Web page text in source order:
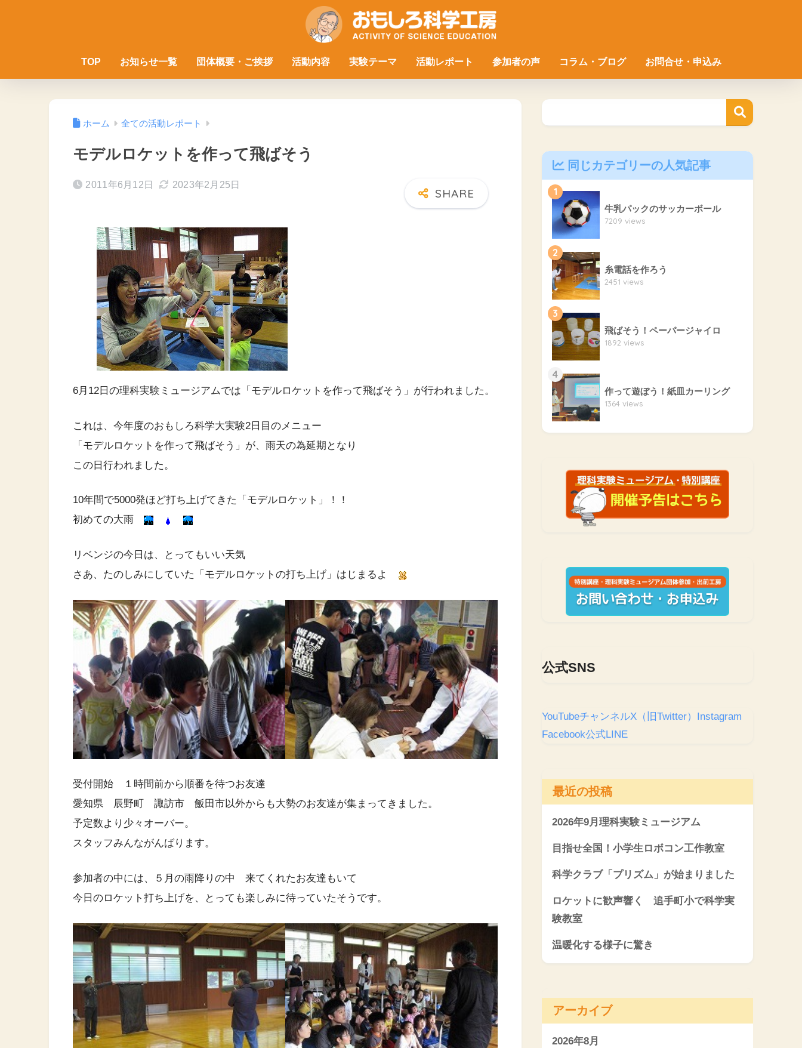
TOP お知らせ一覧 団体概要・ご挨拶 活動内容 実験テーマ 活動レポート 参加者の声 コラム・ブログ お問合せ・申込み
ホーム 全ての活動レポート
モデルロケットを作って飛ばそう
2011年6月12日 2023年2月25日
6月12日の理科実験ミュージアムでは「モデルロケットを作って飛ばそう」が行われました。
これは、今年度のおもしろ科学大実験2日目のメニュー
「モデルロケットを作って飛ばそう」が、雨天の為延期となり
この日行われました。
10年間で5000発ほど打ち上げてきた「モデルロケット」！！
初めての大雨
リベンジの今日は、とってもいい天気
さあ、たのしみにしていた「モデルロケットの打ち上げ」はじまるよ
受付開始 １時間前から順番を待つお友達
愛知県 辰野町 諏訪市 飯田市以外からも大勢のお友達が集まってきました。
予定数より少々オーバー。
スタッフみんながんばります。
参加者の中には、５月の雨降りの中 来てくれたお友達もいて
今日のロケット打ち上げを、とっても楽しみに待っていたそうです。
同じカテゴリーの人気記事
1
牛乳パックのサッカーボール
7209 views
2
糸電話を作ろう
2451 views
3
飛ばそう！ペーパージャイロ
1892 views
4
作って遊ぼう！紙皿カーリング
1364 views
公式SNS
YouTubeチャンネルX（旧Twitter） Instagram
Facebook公式LINE
最近の投稿
2026年9月理科実験ミュージアム
目指せ全国！小学生ロボコン工作教室
科学クラブ「プリズム」が始まりました
ロケットに歓声響く 追手町小で科学実
験教室
温暖化する様子に驚き
アーカイブ
2026年8月